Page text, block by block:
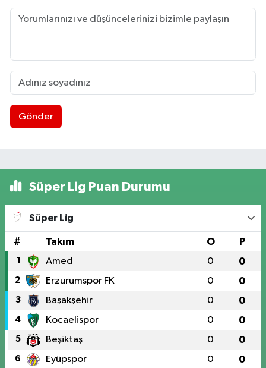
Gönder
Süper Lig Puan Durumu
Süper Lig
# Takım O P
1 Amed 0 0
2 Erzurumspor FK 0 0
3 Başakşehir 0 0
4 Kocaelispor 0 0
5 Beşiktaş 0 0
6 Eyüpspor 0 0